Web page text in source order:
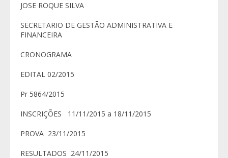
JOSE ROQUE SILVA
SECRETARIO DE GESTÃO ADMINISTRATIVA E
FINANCEIRA
CRONOGRAMA
EDITAL 02/2015
Pr 5864/2015
INSCRIÇÕES 11/11/2015 a 18/11/2015
PROVA 23/11/2015
RESULTADOS 24/11/2015